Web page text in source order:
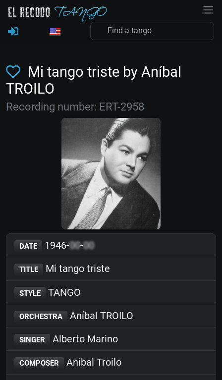
Mi tango triste by Aníbal
TROILO
Recording number: ERT-2958
DATE 1946-00-00
TITLE Mi tango triste
STYLE TANGO
ORCHESTRA Aníbal TROILO
SINGER Alberto Marino
COMPOSER Aníbal Troilo